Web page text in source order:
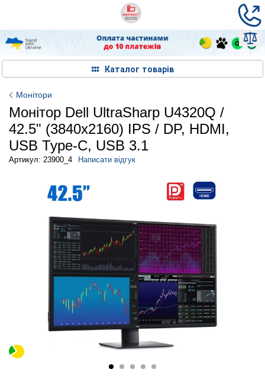
Каталог товарів
Монітори
Монітор Dell UltraSharp U4320Q /
42.5" (3840x2160) IPS / DP, HDMI,
USB Type-C, USB 3.1
Артикул: 23900_4 Написати відгук